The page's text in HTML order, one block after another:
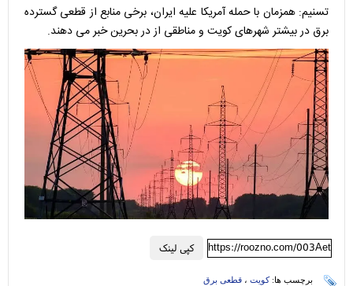
تسنیم: همزمان با حمله آمریکا علیه ایران، برخی منابع از قطعی گسترده
برق در بیشتر شهرهای کویت و مناطقی از در بحرین خبر می دهند.
کپی لینک https://roozno.com/003Aet
برچسب ها:کویت ، قطعی برق